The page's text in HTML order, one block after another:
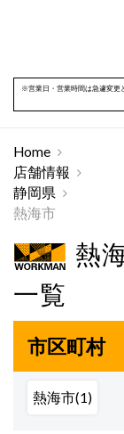
※営業日・営業時間は急遽変更
Home
店舗情報
静岡県
熱海市
熱
一覧
市区町村
熱海市(1)